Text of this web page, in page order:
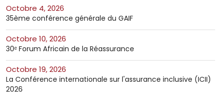
octobre 4, 2026
35ème conférence générale du GAIF
octobre 10, 2026
30ᵉ Forum Africain de la Réassurance
octobre 19, 2026
La Conférence internationale sur l'assurance inclusive (ICII)
2026